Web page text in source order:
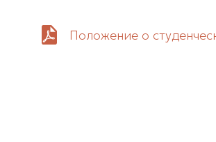
Положение о